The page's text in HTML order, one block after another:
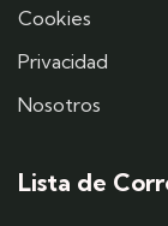
Cookies
Privacidad
Nosotros
Lista de